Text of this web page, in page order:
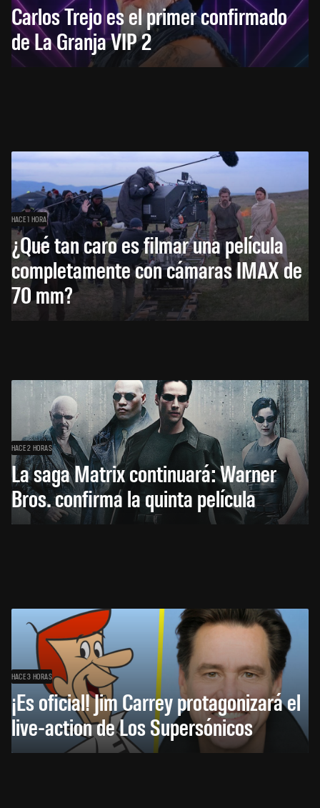
Carlos Trejo es el primer confirmado
de La Granja VIP 2
HACE 1 HORA
¿Qué tan caro es filmar una película
completamente con cámaras IMAX de
70 mm?
HACE 2 HORAS
La saga Matrix continuará: Warner
Bros. confirma la quinta película
HACE 3 HORAS
¡Es oficial! Jim Carrey protagonizará el
live-action de Los Supersónicos